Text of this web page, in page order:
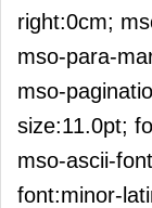
right:0cm;
mso-para-
mso-
size:11.0pt;
mso-ascii-
font:minor-